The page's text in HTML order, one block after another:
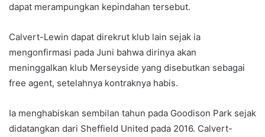
dapat merampungkan kepindahan tersebut.
Calvert-Lewin dapat direkrut klub lain sejak ia
mengonfirmasi pada Juni bahwa dirinya akan
meninggalkan klub Merseyside yang disebutkan sebagai
free agent, setelahnya kontraknya habis.
Ia menghabiskan sembilan tahun pada Goodison Park sejak
didatangkan dari Sheffield United pada 2016. Calvert-